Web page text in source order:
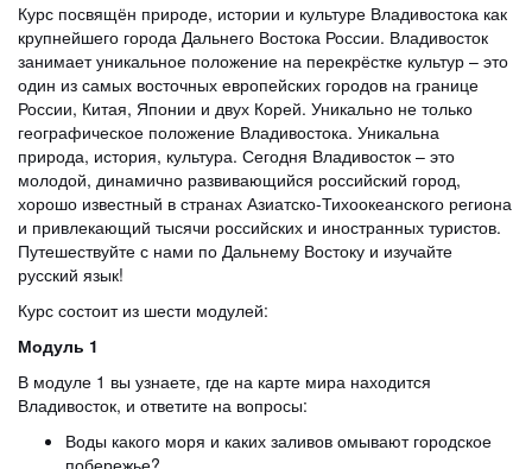
Курс посвящён природе, истории и культуре Владивостока как
крупнейшего города Дальнего Востока России. Владивосток
занимает уникальное положение на перекрёстке культур – это
один из самых восточных европейских городов на границе
России, Китая, Японии и двух Корей. Уникально не только
географическое положение Владивостока. Уникальна
природа, история, культура. Сегодня Владивосток – это
молодой, динамично развивающийся российский город,
хорошо известный в странах Азиатско-Тихоокеанского региона
и привлекающий тысячи российских и иностранных туристов.
Путешествуйте с нами по Дальнему Востоку и изучайте
русский язык!
Курс состоит из шести модулей:
Модуль 1
В модуле 1 вы узнаете, где на карте мира находится
Владивосток, и ответите на вопросы:
Воды какого моря и каких заливов омывают городское